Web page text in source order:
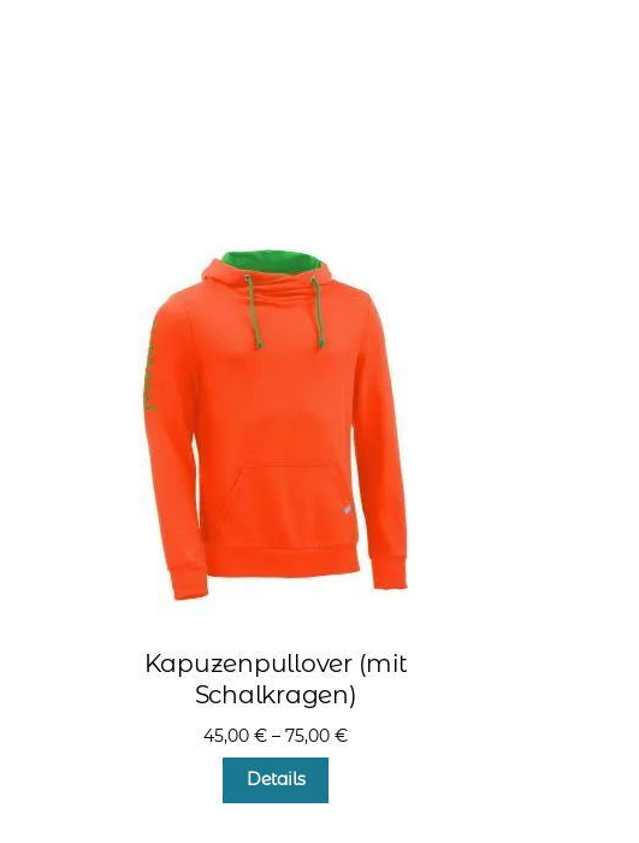
Kapuzenpullover (mit
Schalkragen)
45,00€ –75,00€
Details